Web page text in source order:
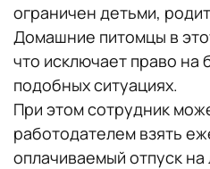
ограничен детьми,
Домашние питомцы в
что исключает право на
подобных ситуациях.
При этом сотрудник
работодателем взять
оплачиваемый отпуск